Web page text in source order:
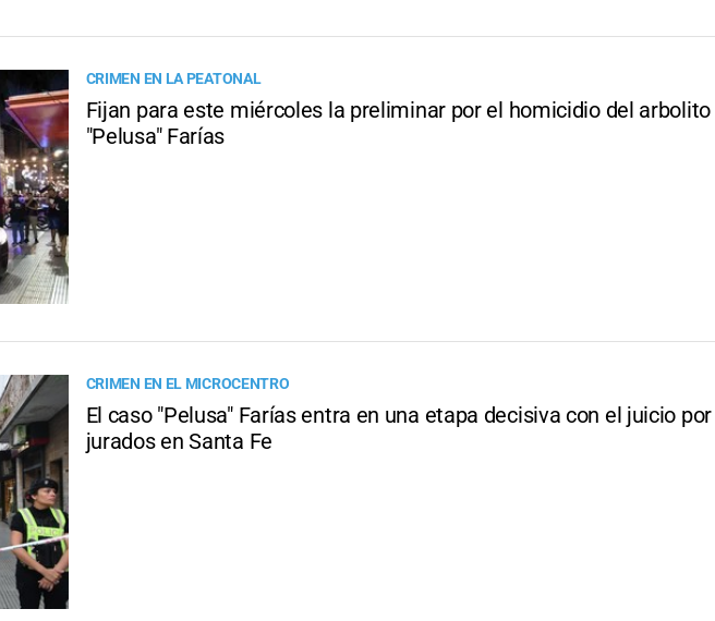
CRIMEN EN LA PEATONAL
Fijan para este miércoles la preliminar por el homicidio del arbolito
"Pelusa" Farías
CRIMEN EN EL MICROCENTRO
El caso "Pelusa" Farías entra en una etapa decisiva con el juicio por
jurados en Santa Fe